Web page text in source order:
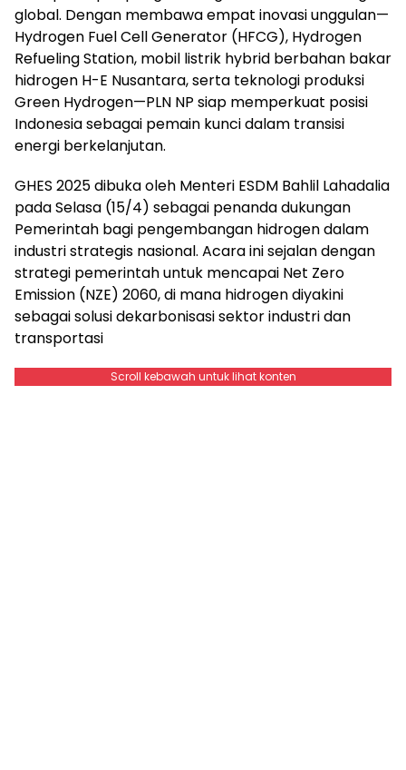
global. Dengan membawa empat inovasi unggulan—
Hydrogen Fuel Cell Generator (HFCG), Hydrogen
Refueling Station, mobil listrik hybrid berbahan bakar
hidrogen H-E Nusantara, serta teknologi produksi
Green Hydrogen—PLN NP siap memperkuat posisi
Indonesia sebagai pemain kunci dalam transisi
energi berkelanjutan.
GHES 2025 dibuka oleh Menteri ESDM Bahlil Lahadalia
pada Selasa (15/4) sebagai penanda dukungan
Pemerintah bagi pengembangan hidrogen dalam
industri strategis nasional. Acara ini sejalan dengan
strategi pemerintah untuk mencapai Net Zero
Emission (NZE) 2060, di mana hidrogen diyakini
sebagai solusi dekarbonisasi sektor industri dan
transportasi
Scroll kebawah untuk lihat konten